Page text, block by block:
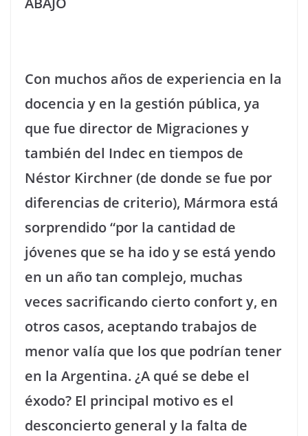
Con muchos años de experiencia en la
docencia y en la gestión pública, ya
que fue director de Migraciones y
también del Indec en tiempos de
Néstor Kirchner (de donde se fue por
diferencias de criterio), Mármora está
sorprendido “por la cantidad de
jóvenes que se ha ido y se está yendo
en un año tan complejo, muchas
veces sacrificando cierto confort y, en
otros casos, aceptando trabajos de
menor valía que los que podrían tener
en la Argentina. ¿A qué se debe el
éxodo? El principal motivo es el
desconcierto general y la falta de